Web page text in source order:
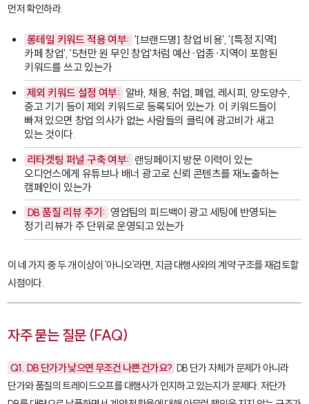
먼저 확인하라.
롱테일 키워드 적용 여부: '[브랜드명] 창업 비용', '[특정 지역]
카페 창업', '5천만 원 무인 창업'처럼 예산·업종·지역이 포함된
키워드를 쓰고 있는가
제외 키워드 설정 여부: 알바,채용, 취업,폐업, 레시피, 양도양수,
중고 기기 등이 제외 키워드로 등록되어 있는가. 이 키워드들이
빠져 있으면 창업 의사가 없는 사람들의 클릭에 광고비가 새고
있는 것이다.
리타겟팅 퍼널 구축 여부: 랜딩페이지 방문 이력이 있는
오디언스에게 유튜브나 배너 광고로 신뢰 콘텐츠를 재노출하는
캠페인이 있는가
DB 품질 리뷰 주기: 영업팀의 피드백이 광고 세팅에 반영되는
정기 리뷰가 주 단위로 운영되고 있는가
이 네 가지 중 두 개 이상이 '아니오'라면, 지금 대행사와의 계약 구조를 재검토할
시점이다.
자주 묻는 질문 (FAQ)
Q1. DB 단가가 낮으면 무조건 나쁜 건가요? DB 단가 자체가 문제가 아니라
단가와 품질의 트레이드오프를 대행사가 인지하고 있는지가 문제다. 저단가